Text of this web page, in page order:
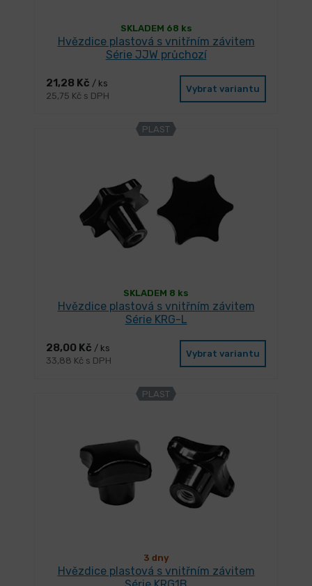
SKLADEM 68 ks
Hvězdice plastová s vnitřním závitem
Série JJW průchozí
21,28 Kč / ks
25,75 Kč s DPH
Vybrat variantu
PLAST
SKLADEM 8 ks
Hvězdice plastová s vnitřním závitem
Série KRG-L
28,00 Kč / ks
33,88 Kč s DPH
Vybrat variantu
PLAST
3 dny
Hvězdice plastová s vnitřním závitem